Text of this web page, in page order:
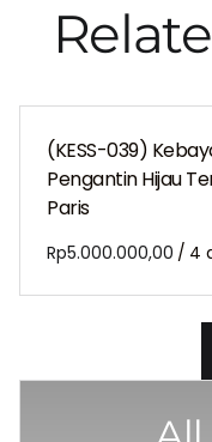
(KESS-039)
Pengantin Hijau
Paris
/